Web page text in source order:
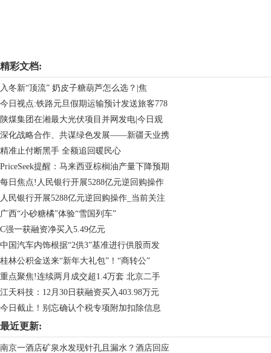
精彩文档:
入冬新“顶流” 奶皮子糖葫芦怎么选？|焦
今日视点:铁路元旦假期运输预计发送旅客778
陕煤集团在湘最大光伏项目并网发电|今日观
深化战略合作、共谋绿色发展——新疆天业携
精准止付断黑手 全额追回暖民心
PriceSeek提醒：马来西亚棕榈油产量下降预期
每日焦点!人民银行开展5288亿元逆回购操作
人民银行开展5288亿元逆回购操作_当前关注
广西“小砂糖橘”体验“雪国列车”
C强一获融资净买入5.49亿元
中国汽车内饰根据“2供3”基准进行供股而发
桂林公积金送来“新年大礼包”！“商转公”
重点聚焦!连续两月成交超1.4万套 北京二手
江天科技：12月30日获融资买入403.98万元
今日截止！别忘确认个税专项附加扣除信息
最近更新:
南京一酒店矿泉水发现针孔且漏水？酒店回应